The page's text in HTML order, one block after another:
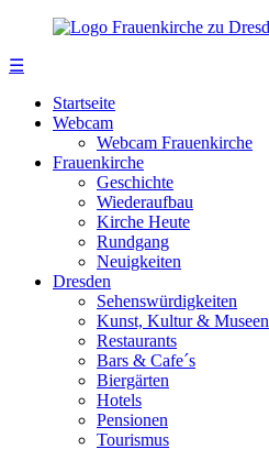
☰
Startseite
Webcam
Webcam Frauenkirche
Frauenkirche
Geschichte
Wiederaufbau
Kirche Heute
Rundgang
Neuigkeiten
Dresden
Sehenswürdigkeiten
Kunst, Kultur & Museen
Restaurants
Bars & Cafe´s
Biergärten
Hotels
Pensionen
Tourismus